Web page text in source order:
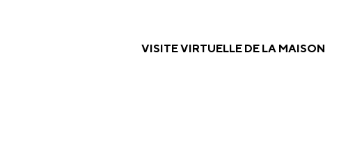
VISITE VIRTUELLE DE LA MAISON